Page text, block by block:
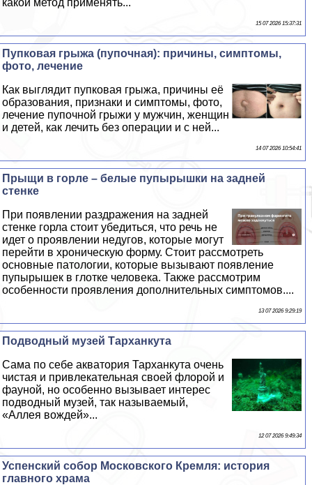
какой метод применять...
15 07 2026 15:37:31
Пупковая грыжа (пупочная): причины, симптомы,
фото, лечение
Как выглядит пупковая грыжа, причины её
образования, признаки и симптомы, фото,
лечение пупочной грыжи у мужчин, женщин
и детей, как лечить без операции и с ней...
14 07 2026 10:54:41
Прыщи в горле – белые пупырышки на задней
стенке
При появлении раздражения на задней
стенке горла стоит убедиться, что речь не
идет о проявлении недугов, которые могут
перейти в хроническую форму. Стоит рассмотреть
основные патологии, которые вызывают появление
пупырышек в глотке человека. Также рассмотрим
особенности проявления дополнительных симптомов....
13 07 2026 9:29:19
Подводный музей Тарханкута
Сама по себе акватория Тарханкута очень
чистая и привлекательная своей флорой и
фауной, но особенно вызывает интерес
подводный музей, так называемый,
«Аллея вождей»...
12 07 2026 9:49:34
Успенский собор Московского Кремля: история
главного храма